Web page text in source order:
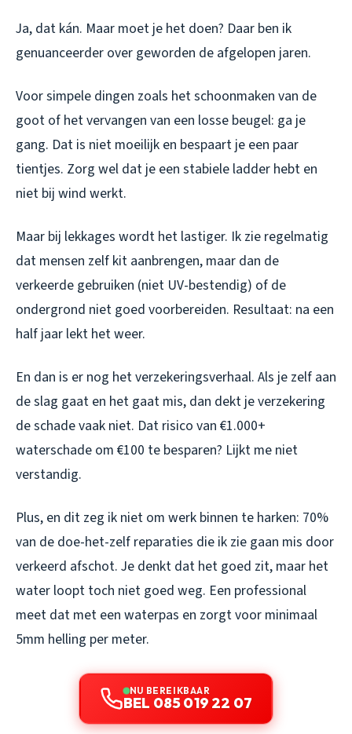
Ja, dat kán. Maar moet je het doen? Daar ben ik
genuanceerder over geworden de afgelopen jaren.
Voor simpele dingen zoals het schoonmaken van de
goot of het vervangen van een losse beugel: ga je
gang. Dat is niet moeilijk en bespaart je een paar
tientjes. Zorg wel dat je een stabiele ladder hebt en
niet bij wind werkt.
Maar bij lekkages wordt het lastiger. Ik zie regelmatig
dat mensen zelf kit aanbrengen, maar dan de
verkeerde gebruiken (niet UV-bestendig) of de
ondergrond niet goed voorbereiden. Resultaat: na een
half jaar lekt het weer.
En dan is er nog het verzekeringsverhaal. Als je zelf aan
de slag gaat en het gaat mis, dan dekt je verzekering
de schade vaak niet. Dat risico van €1.000+
waterschade om €100 te besparen? Lijkt me niet
verstandig.
Plus, en dit zeg ik niet om werk binnen te harken: 70%
van de doe-het-zelf reparaties die ik zie gaan mis door
verkeerd afschot. Je denkt dat het goed zit, maar het
water loopt toch niet goed weg. Een professional
meet dat met een waterpas en zorgt voor minimaal
5mm helling per meter.
NU BEREIKBAAR
BEL 085 019 22 07